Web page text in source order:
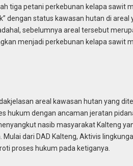
tiga petani perkebunan kelapa sawit
dengan status kawasan hutan di
sebelumnya areal tersebut
menjadi perkebunan kelapa sawit
areal kawasan hutan yang
hukum dengan ancaman jeratan
nasib masyarakat Kalteng
Mulai dari DAD Kalteng, Aktivis
proses hukum pada ketiganya.